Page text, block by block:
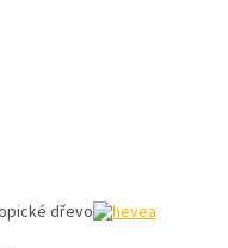
dřevo